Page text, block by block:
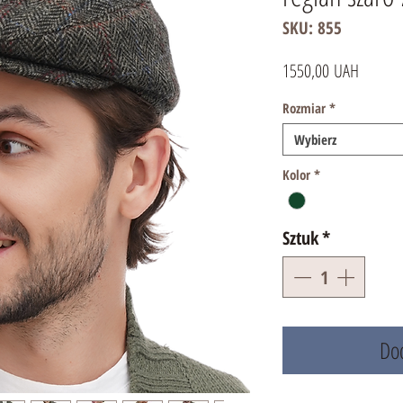
SKU: 855
1550,00 UAH
Rozmiar *
Wybierz
Kolor *
Sztuk*